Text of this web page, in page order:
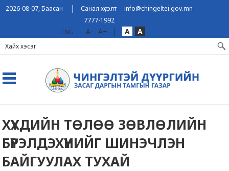
2026-08-07, Баасан |Санал хүсэлт
info@chingeltei.gov.mn
7777-1992
ENG
A- A+ | A A
ХҮҮХДИЙН ТӨЛӨӨ ЗӨВЛӨЛИЙН
БҮРЭЛДЭХҮҮНИЙГ ШИНЭЧЛЭН
БАЙГУУЛАХ ТУХАЙ